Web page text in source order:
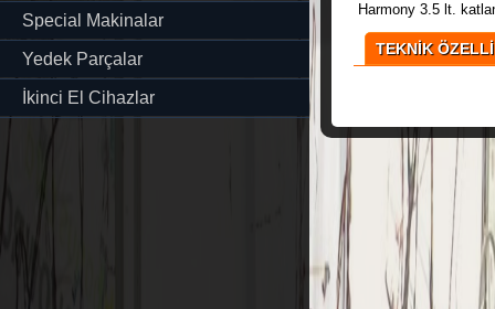
Special Makinalar
Yedek Parçalar
İkinci El Cihazlar
Harmony 3.5 lt.
TEKNİK